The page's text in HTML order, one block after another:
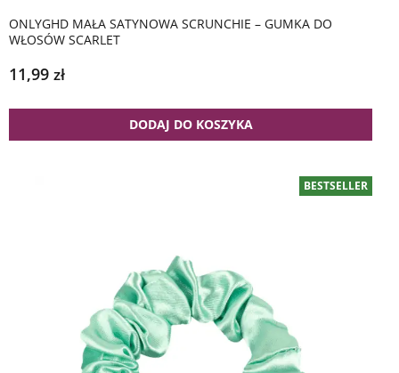
ONLYGHD MAŁA SATYNOWA SCRUNCHIE – GUMKA DO
WŁOSÓW SCARLET
11,99 zł
DODAJ DO KOSZYKA
BESTSELLER